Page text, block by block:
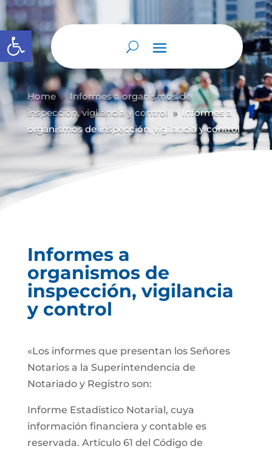
Abrir barra de herramientas
Home 9 Informes a organismos de
inspección, vigilancia y control 9
Informes a
organismos de inspección, vigilancia y control
Informes a
organismos de
inspección, vigilancia
y control
«Los informes que presentan los Señores
Notarios a la Superintendencia de
Notariado y Registro son:
Informe Estadistico Notarial, cuya
información financiera y contable es
reservada. Artículo 61 del Código de